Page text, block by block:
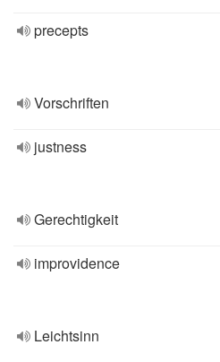
precepts
Vorschriften
justness
Gerechtigkeit
improvidence
Leichtsinn